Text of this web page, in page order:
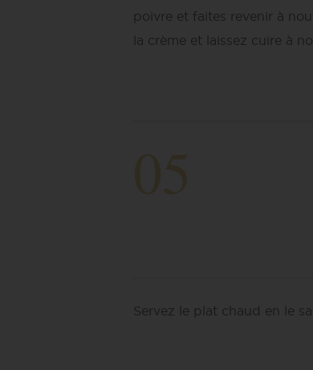
poivre et faites revenir à
la crème et laissez cuire à
Servez le plat chaud en le